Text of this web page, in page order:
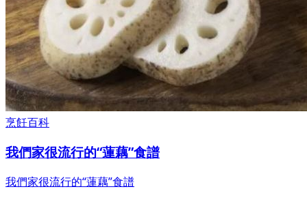
烹飪百科
我們家很流行的“蓮藕”食譜
我們家很流行的“蓮藕”食譜